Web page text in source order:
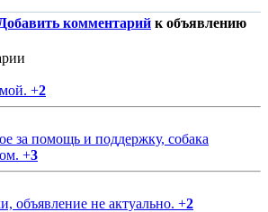
Добавить комментарий к объявлению
+2
за помощь и поддержку, собака
+3
объявление не актуально. +2